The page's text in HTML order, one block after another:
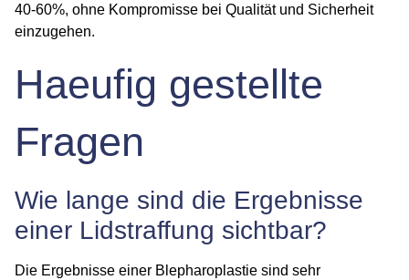
40-60%, ohne Kompromisse bei Qualität und Sicherheit
einzugehen.
Haeufig gestellte
Fragen
Wie lange sind die Ergebnisse
einer Lidstraffung sichtbar?
Die Ergebnisse einer Blepharoplastie sind sehr